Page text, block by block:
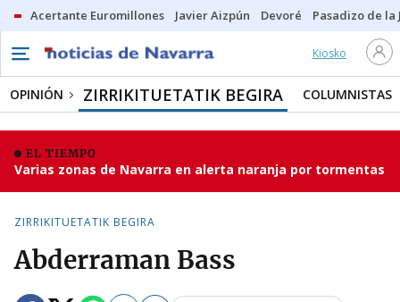
Acertante Euromillones Javier Aizpún Devoré Pasadizo de la
Kiosko
OPINIÓN ZIRRIKITUETATIK BEGIRA COLUMNISTAS
EL TIEMPO
Varias zonas de Navarra en alerta naranja por tormentas
ZIRRIKITUETATIK BEGIRA
Abderraman Bass